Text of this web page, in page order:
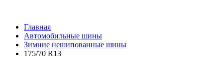
Главная
Автомобильные шины
Зимние нешипованные шины
175/70 R13